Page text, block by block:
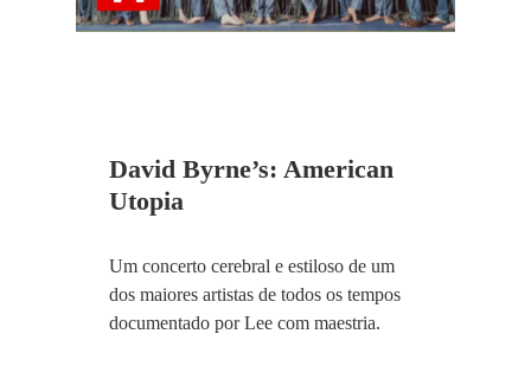
David Byrne’s: American
Utopia
Um concerto cerebral e estiloso de um
dos maiores artistas de todos os tempos
documentado por Lee com maestria.